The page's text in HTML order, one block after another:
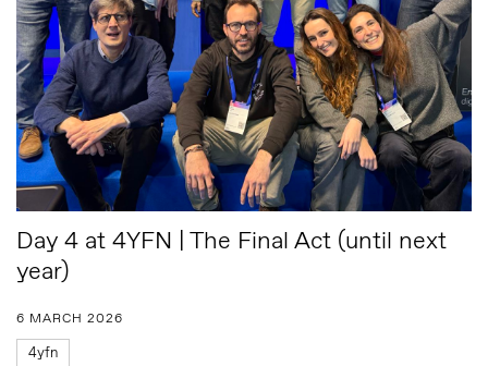
Day 4 at 4YFN | The Final Act (until next
year)
6 MARCH 2026
4yfn